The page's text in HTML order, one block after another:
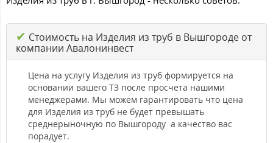
✔ Стоимость на Изделия из труб в Вышгороде от
компании Авалонинвест
Цена на услугу Изделия из труб формируется на
основании вашего ТЗ после просчета нашими
менеджерами. Мы можем гарантировать что цена
для Изделия из труб не будет превышать
среднерыночную по Вышгороду а качество вас
порадует.